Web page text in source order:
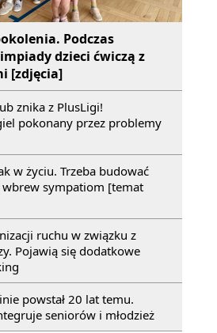
Podczas
dzieci ćwiczą z
[zdjęcia]
znika z PlusLigi!
pokonany przez problemy
w życiu. Trzeba budować
wbrew sympatiom [temat
ruchu w związku z
Pojawią się dodatkowe
powstał 20 lat temu.
seniorów i młodzież